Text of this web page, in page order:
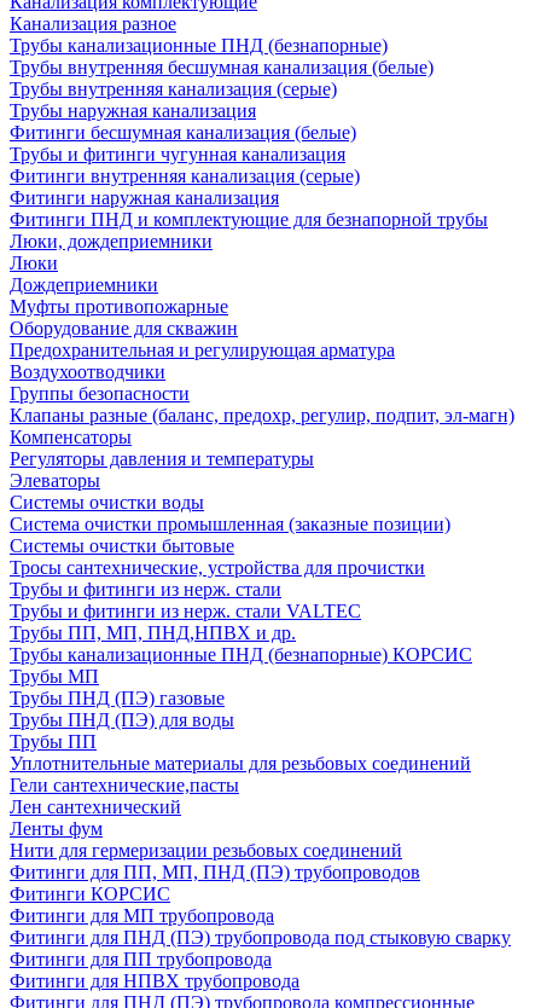
Канализация разное
Трубы канализационные ПНД (безнапорные)
Трубы внутренняя бесшумная канализация (белые)
Трубы внутренняя канализация (серые)
Трубы наружная канализация
Фитинги бесшумная канализация (белые)
Трубы и фитинги чугунная канализация
Фитинги внутренняя канализация (серые)
Фитинги наружная канализация
Фитинги ПНД и комплектующие для безнапорной трубы
Люки, дождеприемники
Люки
Дождеприемники
Муфты противопожарные
Оборудование для скважин
Предохранительная и регулирующая арматура
Воздухоотводчики
Группы безопасности
Клапаны разные (баланс, предохр, регулир, подпит, эл-магн)
Компенсаторы
Регуляторы давления и температуры
Элеваторы
Системы очистки воды
Система очистки промышленная (заказные позиции)
Системы очистки бытовые
Тросы сантехнические, устройства для прочистки
Трубы и фитинги из нерж. стали
Трубы и фитинги из нерж. стали VALTEC
Трубы ПП, МП, ПНД,НПВХ и др.
Трубы канализационные ПНД (безнапорные) КОРСИС
Трубы МП
Трубы ПНД (ПЭ) газовые
Трубы ПНД (ПЭ) для воды
Трубы ПП
Уплотнительные материалы для резьбовых соединений
Гели сантехнические,пасты
Лен сантехнический
Ленты фум
Нити для гермеризации резьбовых соединений
Фитинги для ПП, МП, ПНД (ПЭ) трубопроводов
Фитинги КОРСИС
Фитинги для МП трубопровода
Фитинги для ПНД (ПЭ) трубопровода под стыковую сварку
Фитинги для ПП трубопровода
Фитинги для НПВХ трубопровода
Фитинги для ПНД (ПЭ) трубопровода компрессионные